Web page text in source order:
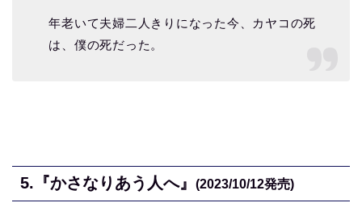
年老いて夫婦二人きりになった今、カヤコの死
は、僕の死だった。
5. 『かさなりあう人へ』 (2023/10/12発売)